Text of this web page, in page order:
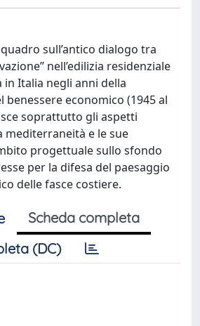
sull’antico dialogo tra
nell’edilizia residenziale
in Italia negli anni della
benessere economico (1945 al
soprattutto gli aspetti
e le sue
progettuale sullo sfondo
per la difesa del paesaggio
delle fasce costiere.
Scheda completa
(DC)